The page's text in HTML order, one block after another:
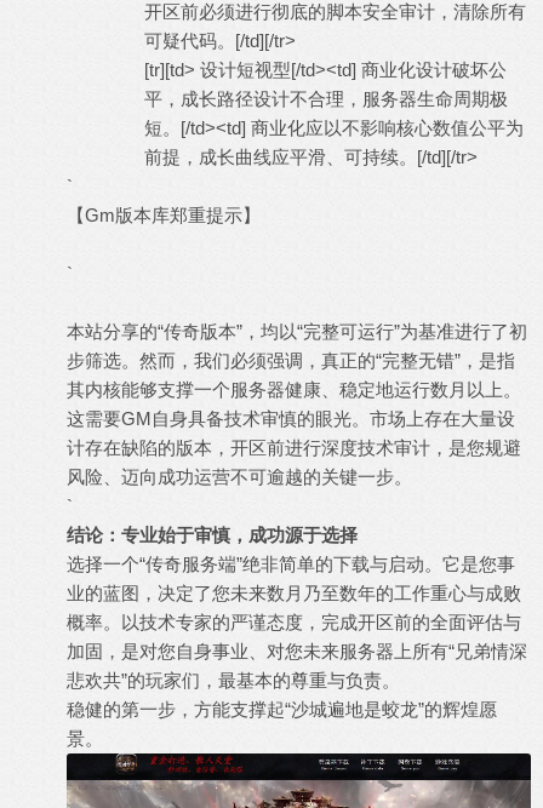
开区前必须进行彻底的脚本安全审计，清除所有
可疑代码。[/td][/tr>
[tr][td> 设计短视型[/td><td] 商业化设计破坏公
平，成长路径设计不合理，服务器生命周期极
短。[/td><td] 商业化应以不影响核心数值公平为
前提，成长曲线应平滑、可持续。[/td][/tr>
`
【Gm版本库郑重提示】
`
本站分享的“传奇版本”，均以“完整可运行”为基准进行了初
步筛选。然而，我们必须强调，真正的“完整无错”，是指
其内核能够支撑一个服务器健康、稳定地运行数月以上。
这需要GM自身具备技术审慎的眼光。市场上存在大量设
计存在缺陷的版本，开区前进行深度技术审计，是您规避
风险、迈向成功运营不可逾越的关键一步。
`
结论：专业始于审慎，成功源于选择
选择一个“传奇服务端”绝非简单的下载与启动。它是您事
业的蓝图，决定了您未来数月乃至数年的工作重心与成败
概率。以技术专家的严谨态度，完成开区前的全面评估与
加固，是对您自身事业、对您未来服务器上所有“兄弟情深
悲欢共”的玩家们，最基本的尊重与负责。
稳健的第一步，方能支撑起“沙城遍地是蛟龙”的辉煌愿
景。